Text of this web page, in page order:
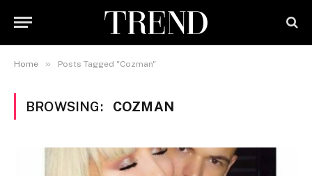
Home » Posts Tagged "Cozman"
BROWSING: COZMAN